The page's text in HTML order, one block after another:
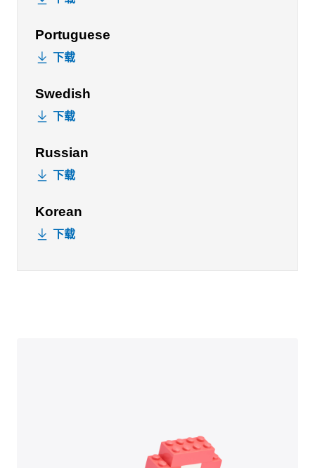
Portuguese
下载
Swedish
下载
Russian
下载
Korean
下载